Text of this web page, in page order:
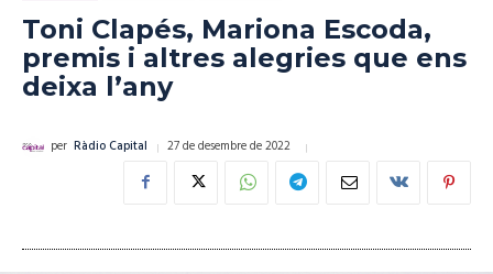
Toni Clapés, Mariona Escoda,
premis i altres alegries que ens
deixa l’any
per Ràdio Capital 27 de desembre de 2022